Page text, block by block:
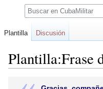
Plantilla:Frase
Plantilla Discusión
Buscar